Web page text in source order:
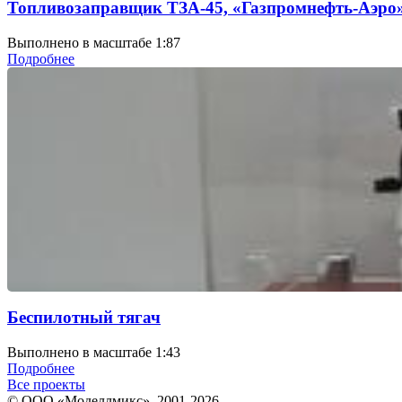
Топливозаправщик ТЗА-45, «Газпромнефть-
Выполнено в масштабе 1:87
Подробнее
Беспилотный тягач
Выполнено в масштабе 1:43
Подробнее
Все проекты